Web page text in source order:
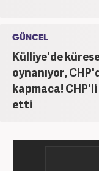
GÜNCEL
Külliye'de
oynanıyor,
kapmaca!
etti